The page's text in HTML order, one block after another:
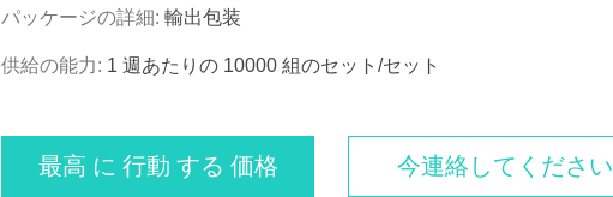
パッケージの詳細: 輸出包装
供給の能力: 1 週あたりの 10000 組のセット/セット
最高 に 行動 する 価格 今連絡してください